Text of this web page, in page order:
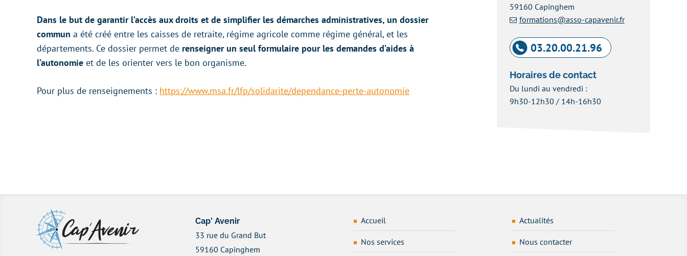
Dans le but de garantir l’accès aux droits et de simplifier les démarches administratives, un dossier
commun a été créé entre les caisses de retraite, régime agricole comme régime général, et les
départements. Ce dossier permet de renseigner un seul formulaire pour les demandes d’aides à
l’autonomie et de les orienter vers le bon organisme.
Pour plus de renseignements : https://www.msa.fr/lfp/solidarite/dependance-perte-autonomie
59160 Capinghem
formations@asso-capavenir.fr
03.20.00.21.96
Horaires de contact
Du lundi au vendredi :
9h30-12h30 / 14h-16h30
Cap' Avenir
33 rue du Grand But
59160 Capinghem
Accueil
Nos services
Actualités
Nous contacter